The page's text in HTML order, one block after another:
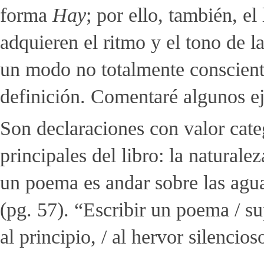
forma Hay; por ello, también, el
adquieren el ritmo y el tono de
un modo no totalmente
definición. Comentaré algunos
Son declaraciones con valor
principales del libro: la
un poema es andar sobre las
(pg. 57). “Escribir un poema /
al principio, / al hervor